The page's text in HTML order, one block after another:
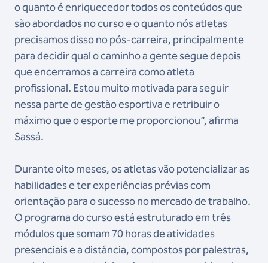
o quanto é enriquecedor todos os conteúdos que
são abordados no curso e o quanto nós atletas
precisamos disso no pós-carreira, principalmente
para decidir qual o caminho a gente segue depois
que encerramos a carreira como atleta
profissional. Estou muito motivada para seguir
nessa parte de gestão esportiva e retribuir o
máximo que o esporte me proporcionou”, afirma
Sassá.
Durante oito meses, os atletas vão potencializar as
habilidades e ter experiências prévias com
orientação para o sucesso no mercado de trabalho.
O programa do curso está estruturado em três
módulos que somam 70 horas de atividades
presenciais e a distância, compostos por palestras,